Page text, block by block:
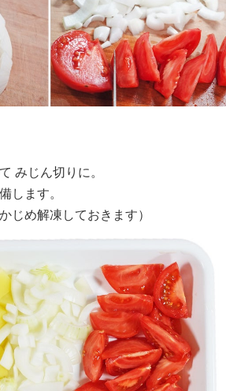
みじん切りに。
します。
じめ解凍しておきます）